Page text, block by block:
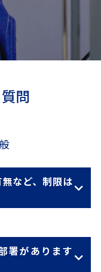
問
など、制限は
署があります